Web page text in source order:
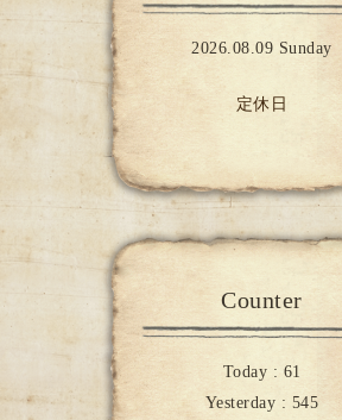
2026.08.09 Sunday
定休日
Counter
Today : 61
Yesterday : 545